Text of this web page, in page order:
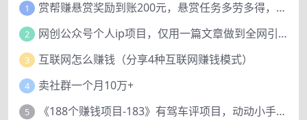
1 赏帮赚悬赏奖励到账200元，悬赏任务多劳多得，人人可做。
2 网创公众号个人ip项目，仅用一篇文章做到全网引流！
3 互联网怎么赚钱（分享4种互联网赚钱模式）
4 卖社群一个月10万+
5 《188个赚钱项目-183》有驾车评项目，动动小手，复制粘贴赚44元！